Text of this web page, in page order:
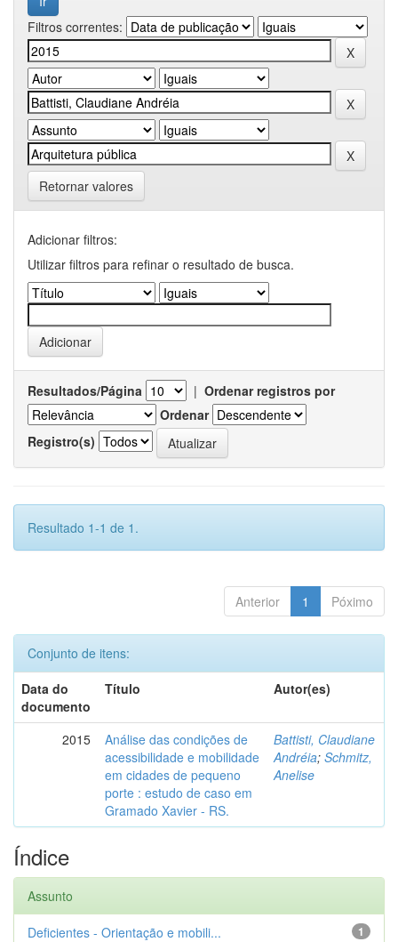
Filtros correntes:
Retornar valores
Adicionar filtros:
Utilizar filtros para refinar o resultado de busca.
Resultados/Página | Ordenar registros por
Ordenar
Registro(s)
Resultado 1-1 de 1.
Anterior 1 Póximo
Conjunto de itens:
Data do
documento
Título Autor(es)
2015
Análise das condições de
acessibilidade e mobilidade
em cidades de pequeno
porte : estudo de caso em
Gramado Xavier - RS.
Battisti, Claudiane
Andréia; Schmitz,
Anelise
Índice
Assunto
1
Deficientes - Orientação e mobili...